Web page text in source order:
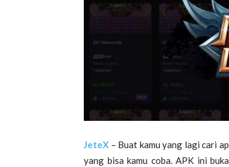
JeteX – Buat kamu yang lagi cari
yang bisa kamu coba. APK ini